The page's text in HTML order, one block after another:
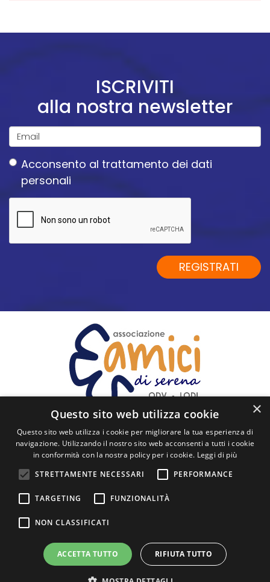
ISCRIVITI
alla nostra newsletter
*
Acconsento al trattamento dei dati
personali
Acconsento
trattamento
dei
dati
personali
REGISTRATI
SEGUICI
Via Cavour, 60 - 26900 Lodi
posta@amicidiserena.it
Powered by Weblitz
×
Questo sito web utilizza cookie
Questo sito web utilizza i cookie per migliorare la tua esperienza di
navigazione. Utilizzando il nostro sito web acconsenti a tutti i cookie
in conformità con la nostra policy per i cookie. Leggi di più
STRETTAMENTE NECESSARI
PERFORMANCE
TARGETING FUNZIONALITÀ
NON CLASSIFICATI
ACCETTA TUTTO RIFIUTA TUTTO